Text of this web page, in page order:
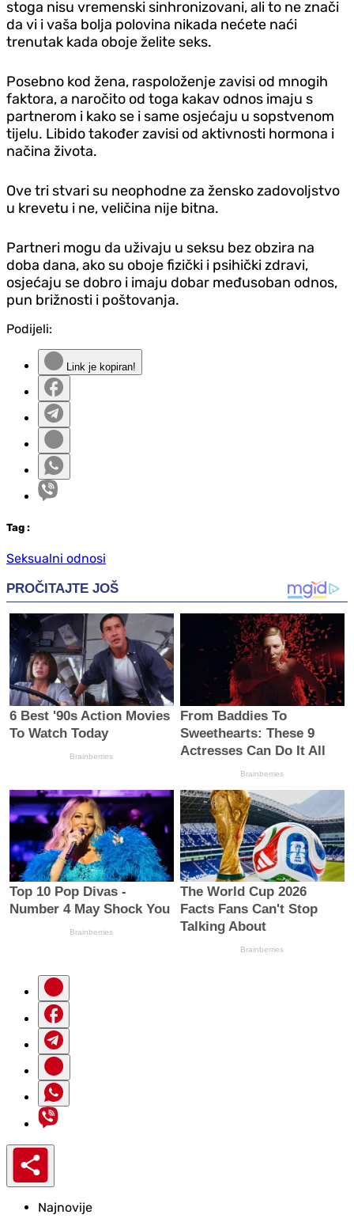
stoga nisu vremenski sinhronizovani, ali to ne znači
da vi i vaša bolja polovina nikada nećete naći
trenutak kada oboje želite seks.
Posebno kod žena, raspoloženje zavisi od mnogih
faktora, a naročito od toga kakav odnos imaju s
partnerom i kako se i same osjećaju u sopstvenom
tijelu. Libido također zavisi od aktivnosti hormona i
načina života.
Ove tri stvari su neophodne za žensko zadovoljstvo
u krevetu i ne, veličina nije bitna.
Partneri mogu da uživaju u seksu bez obzira na
doba dana, ako su oboje fizički i psihički zdravi,
osjećaju se dobro i imaju dobar međusoban odnos,
pun brižnosti i poštovanja.
Podijeli:
Link je kopiran!
Tag :
Seksualni odnosi
Najnovije